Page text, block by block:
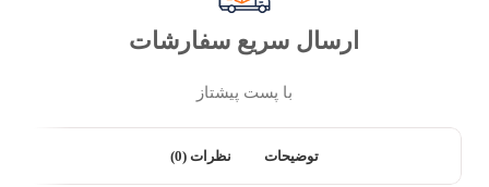
ارسال سریع سفارشات
با پست پیشتاز
توضیحات نظرات (0)